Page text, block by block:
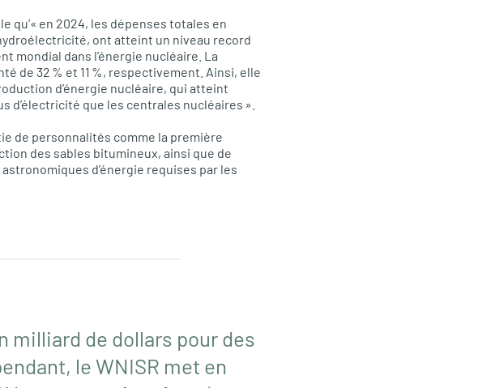
qu’« en 2024, les dépenses totales en
ont atteint un niveau record
mondial dans l’énergie nucléaire. La
de 32 % et 11 %, respectivement. Ainsi, elle
d’énergie nucléaire, qui atteint
d’électricité que les centrales nucléaires ».
de personnalités comme la première
des sables bitumineux, ainsi que de
d’énergie requises par les
milliard de dollars pour des
le WNISR met en